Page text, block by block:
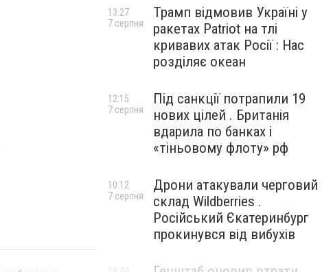
Трамп відмовив Україні у
ракетах Patriot на тлі
кривавих атак Росії : Нас
розділяє океан
13:27
7 серпня
Під санкції потрапили 19
нових цілей . Британія
вдарила по банках і
«тіньовому флоту» рф
12:15
7 серпня
Дрони атакували черговий
склад Wildberries .
Російський Єкатеринбург
прокинувся від вибухів
10:12
7 серпня